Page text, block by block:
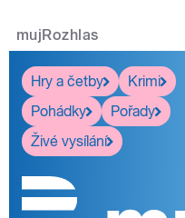
mujRozhlas
Hry a četby
Krimi
Pohádky
Pořady
Živé vysílání